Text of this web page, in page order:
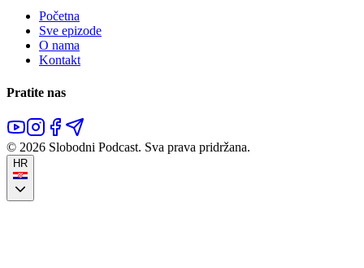
Početna
Sve epizode
O nama
Kontakt
Pratite nas
© 2026 Slobodni Podcast. Sva prava pridržana.
HR